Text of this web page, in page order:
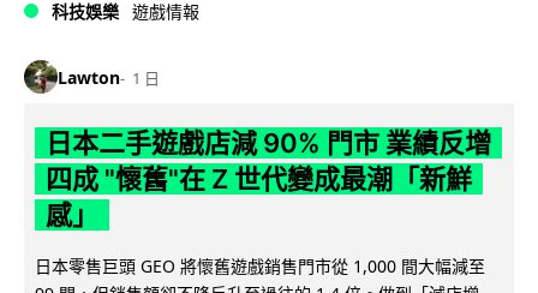
科技娛樂 遊戲情報
Lawton 1 日
日本二手遊戲店減 90% 門市 業績反增
四成 "懷舊"在 Z 世代變成最潮「新鮮
感」
日本零售巨頭 GEO 將懷舊遊戲銷售門市從 1,000 間大幅減至